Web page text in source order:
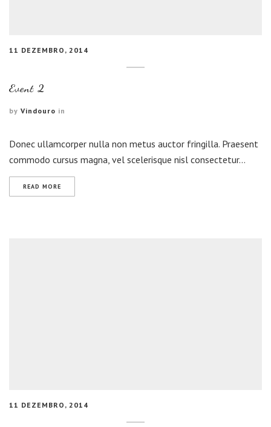
11 DEZEMBRO, 2014
Event 2
by Vindouro in
Donec ullamcorper nulla non metus auctor fringilla. Praesent
commodo cursus magna, vel scelerisque nisl consectetur…
READ MORE
11 DEZEMBRO, 2014